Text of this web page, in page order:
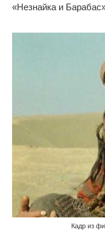
«Незнайка и
Кадр из